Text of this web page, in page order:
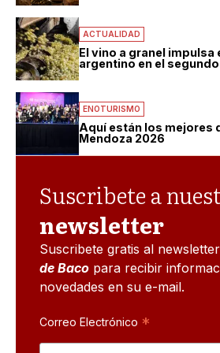
ACTUALIDAD
El vino a granel
argentino en el
ENOTURISMO
Aquí están los mejores
Mendoza 2026
Suscribete a
newsletter
Suscribete gratis al
de Baco para recibir
novedades en su e-mail.
Correo Electrónico *